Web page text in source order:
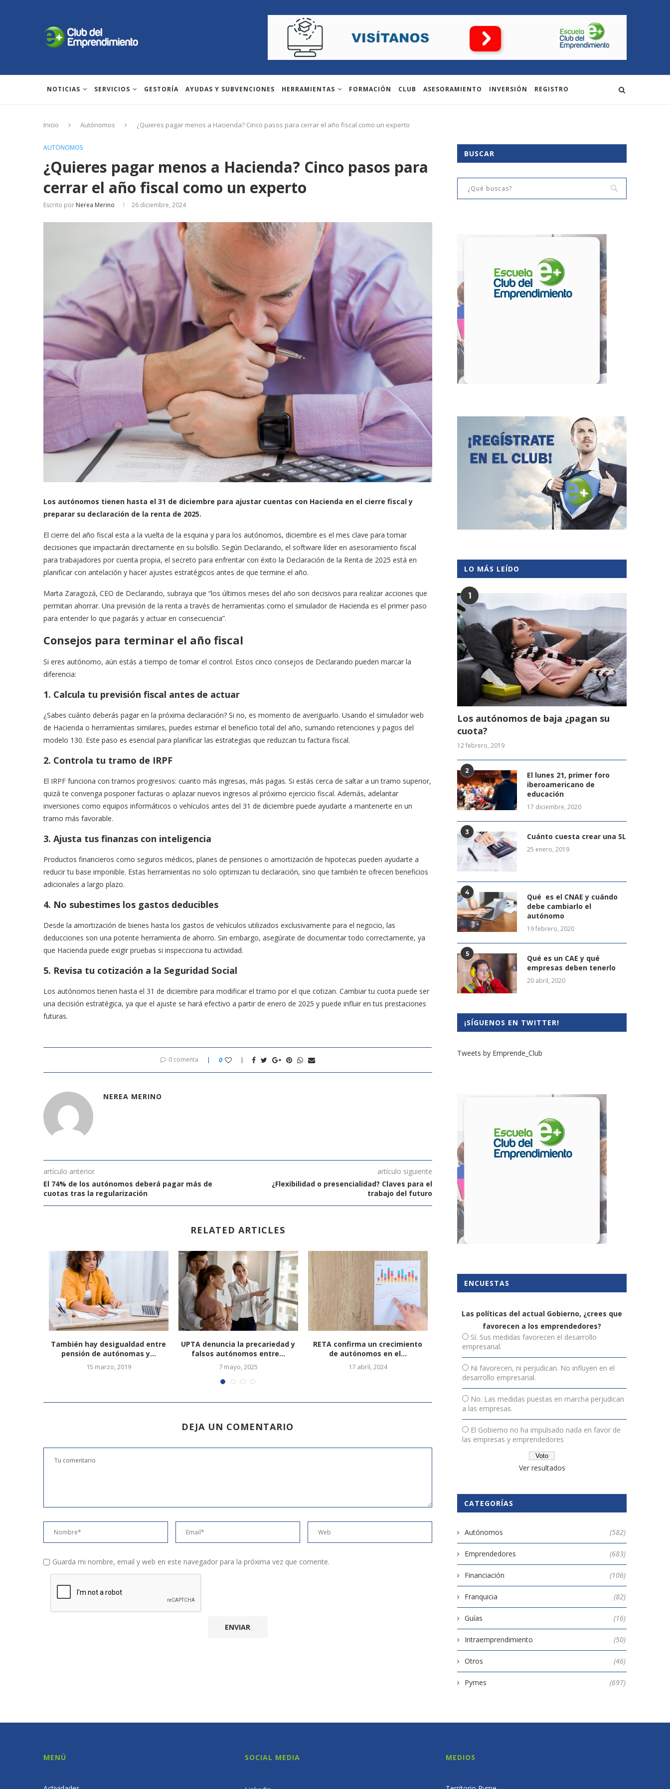
NOTICIAS SERVICIOS GESTORÍA AYUDAS Y SUBVENCIONES HERRAMIENTAS FORMACIÓN CLUB ASESORAMIENTO INVERSIÓN REGISTRO
Inicio Autónomos ¿Quieres pagar menos a Hacienda? Cinco pasos para cerrar el año fiscal como un experto
AUTÓNOMOS
¿Quieres pagar menos a Hacienda? Cinco pasos para
cerrar el año fiscal como un experto
Escrito por Nerea Merino 26 diciembre, 2024
Los autónomos tienen hasta el 31 de diciembre para ajustar cuentas con Hacienda en el cierre fiscal y
preparar su declaración de la renta de 2025.
El cierre del año fiscal esta a la vuelta de la esquina y para los autónomos, diciembre es el mes clave para tomar
decisiones que impactarán directamente en su bolsillo. Según Declarando, el software líder en asesoramiento fiscal
para trabajadores por cuenta propia, el secreto para enfrentar con éxito la Declaración de la Renta de 2025 está en
planificar con antelación y hacer ajustes estratégicos antes de que termine el año.
Marta Zaragozá, CEO de Declarando, subraya que “los últimos meses del año son decisivos para realizar acciones que
permitan ahorrar. Una previsión de la renta a través de herramientas como el simulador de Hacienda es el primer paso
para entender lo que pagarás y actuar en consecuencia”.
Consejos para terminar el año fiscal
Si eres autónomo, aún estás a tiempo de tomar el control. Estos cinco consejos de Declarando pueden marcar la
diferencia:
1. Calcula tu previsión fiscal antes de actuar
¿Sabes cuánto deberás pagar en la próxima declaración? Si no, es momento de averiguarlo. Usando el simulador web
de Hacienda o herramientas similares, puedes estimar el beneficio total del año, sumando retenciones y pagos del
modelo 130. Este paso es esencial para planificar las estrategias que reduzcan tu factura fiscal.
2. Controla tu tramo de IRPF
El IRPF funciona con tramos progresivos: cuanto más ingresas, más pagas. Si estás cerca de saltar a un tramo superior,
quizá te convenga posponer facturas o aplazar nuevos ingresos al próximo ejercicio fiscal. Además, adelantar
inversiones como equipos informáticos o vehículos antes del 31 de diciembre puede ayudarte a mantenerte en un
tramo más favorable.
3. Ajusta tus finanzas con inteligencia
Productos financieros como seguros médicos, planes de pensiones o amortización de hipotecas pueden ayudarte a
reducir tu base imponible. Estas herramientas no solo optimizan tu declaración, sino que también te ofrecen beneficios
adicionales a largo plazo.
4. No subestimes los gastos deducibles
Desde la amortización de bienes hasta los gastos de vehículos utilizados exclusivamente para el negocio, las
deducciones son una potente herramienta de ahorro. Sin embargo, asegúrate de documentar todo correctamente, ya
que Hacienda puede exigir pruebas si inspecciona tu actividad.
5. Revisa tu cotización a la Seguridad Social
Los autónomos tienen hasta el 31 de diciembre para modificar el tramo por el que cotizan. Cambiar tu cuota puede ser
una decisión estratégica, ya que el ajuste se hará efectivo a partir de enero de 2025 y puede influir en tus prestaciones
futuras.
0 comenta 0
NEREA MERINO
artículo anterior
El 74% de los autónomos deberá pagar más de
cuotas tras la regularización
artículo siguiente
¿Flexibilidad o presencialidad? Claves para el
trabajo del futuro
RELATED ARTICLES
También hay desigualdad entre
pensión de autónomas y...
15 marzo, 2019
UPTA denuncia la precariedad y
falsos autónomos entre...
7 mayo, 2025
RETA confirma un crecimiento
de autónomos en el...
17 abril, 2024
Si hay cese de actividad, ¿cuánto
7 abril, 2020 25 noviembre, 2025
DEJA UN COMENTARIO
Guarda mi nombre, email y web en este navegador para la próxima vez que comente.
BUSCAR
LO MÁS LEÍDO
1
Los autónomos de baja ¿pagan su
cuota?
12 febrero, 2019
2
El lunes 21, primer foro
iberoamericano de
educación
17 diciembre, 2020
3 Cuánto cuesta crear una SL
25 enero, 2019
4
Qué es el CNAE y cuándo
debe cambiarlo el
autónomo
19 febrero, 2020
5
Qué es un CAE y qué
empresas deben tenerlo
20 abril, 2020
¡SÍGUENOS EN TWITTER!
Tweets by Emprende_Club
ENCUESTAS
Las políticas del actual Gobierno, ¿crees que
favorecen a los emprendedores?
Sí. Sus medidas favorecen el desarrollo
empresarial.
Ni favorecen, ni perjudican. No influyen en el
desarrollo empresarial.
No. Las medidas puestas en marcha perjudican
a las empresas.
El Gobierno no ha impulsado nada en favor de
las empresas y emprendedores
Ver resultados
CATEGORÍAS
Autónomos (582)
Emprendedores (683)
Financiación (106)
Franquicia (82)
Guías (16)
Intraemprendimiento (50)
Otros (46)
Pymes (697)
MENÚ SOCIAL MEDIA MEDIOS